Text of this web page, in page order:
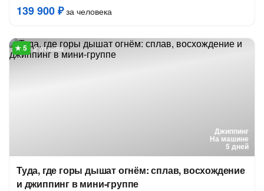
139 900 ₽за человека
Джиппинг
На машине
5 дней
2 отзыва
Туда, где горы дышат огнём: сплав, восхождение
и джиппинг в мини-группе